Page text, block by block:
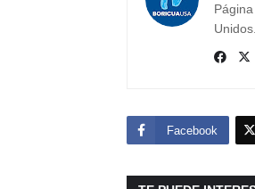
Unidos.
Facebook